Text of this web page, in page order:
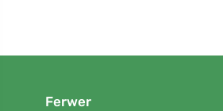
Ferwer